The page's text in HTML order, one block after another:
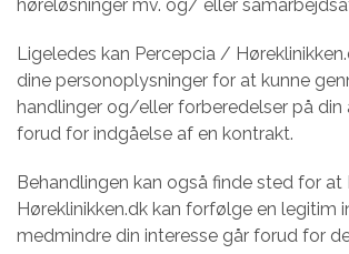
høreløsninger mv. og/ eller
Ligeledes kan Percepcia /
dine personoplysninger for at kunne
handlinger og/eller forberedelser på din
forud for indgåelse af en kontrakt.
Behandlingen kan også finde sted for
Høreklinikken.dk kan forfølge en legitim
medmindre din interesse går forud for